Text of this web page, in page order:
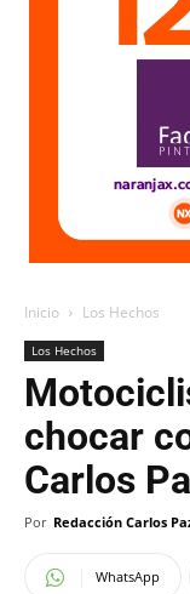
Inicio Los Hechos
Los Hechos
chocar
Carlos
Por Redacción Carlos
WhatsApp